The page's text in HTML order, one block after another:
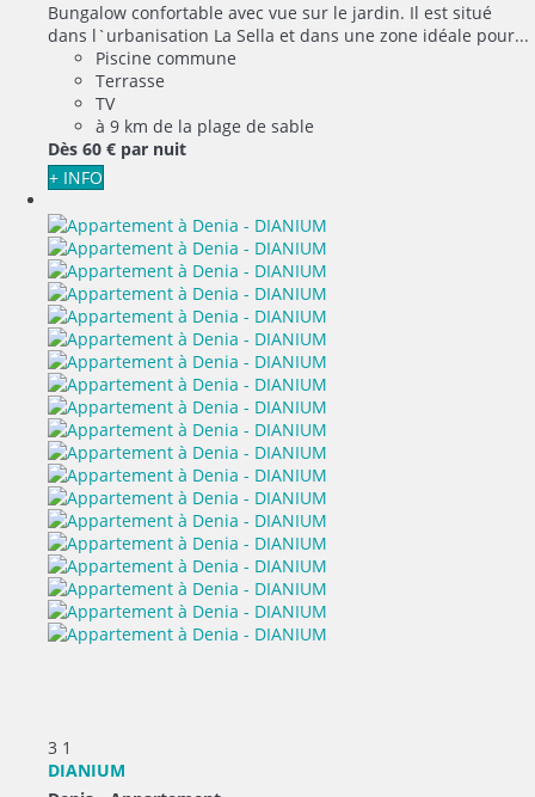
Bungalow confortable avec vue sur le jardin. Il est situé
dans l`urbanisation La Sella et dans une zone idéale pour...
Piscine commune
Terrasse
TV
à 9 km de la plage de sable
Dès 60 € par nuit
+ INFO
3 1
DIANIUM